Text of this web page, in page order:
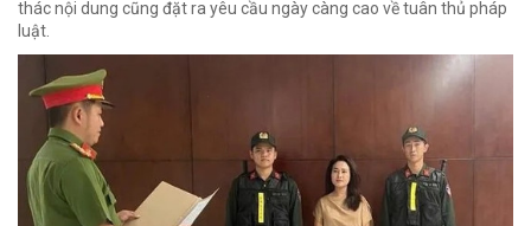
thác nội dung cũng đặt ra yêu cầu ngày càng cao về tuân thủ pháp
luật.